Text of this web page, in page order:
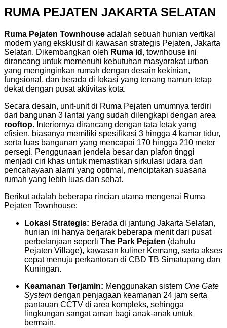
RUMA PEJATEN JAKARTA SELATAN
Ruma Pejaten Townhouse adalah sebuah hunian vertikal
modern yang eksklusif di kawasan strategis Pejaten, Jakarta
Selatan. Dikembangkan oleh Ruma id , townhouse ini
dirancang untuk memenuhi kebutuhan masyarakat urban
yang menginginkan rumah dengan desain kekinian,
fungsional, dan berada di lokasi yang tenang namun tetap
dekat dengan pusat aktivitas kota.
Secara desain, unit-unit di Ruma Pejaten umumnya terdiri
dari bangunan 3 lantai yang sudah dilengkapi dengan area
rooftop. Interiornya dirancang dengan tata letak yang
efisien, biasanya memiliki spesifikasi 3 hingga 4 kamar tidur,
serta luas bangunan yang mencapai 170 hingga 210 meter
persegi. Penggunaan jendela besar dan plafon tinggi
menjadi ciri khas untuk memastikan sirkulasi udara dan
pencahayaan alami yang optimal, menciptakan suasana
rumah yang lebih luas dan sehat.
Berikut adalah beberapa rincian utama mengenai Ruma
Pejaten Townhouse:
Lokasi Strategis: Berada di jantung Jakarta Selatan,
hunian ini hanya berjarak beberapa menit dari pusat
perbelanjaan seperti The Park Pejaten (dahulu
Pejaten Village), kawasan kuliner Kemang, serta akses
cepat menuju perkantoran di CBD TB Simatupang dan
Kuningan.
Keamanan Terjamin: Menggunakan sistem One Gate
System dengan penjagaan keamanan 24 jam serta
pantauan CCTV di area kompleks, sehingga
lingkungan sangat aman bagi anak-anak untuk
bermain.